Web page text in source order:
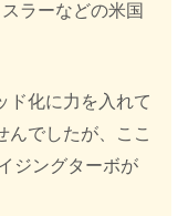
ラーなどの米国
ド化に力を入れて
んでしたが、ここ
ジングターボが